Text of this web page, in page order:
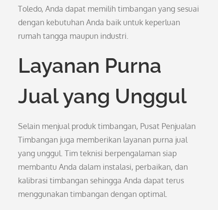
Toledo, Anda dapat memilih timbangan yang sesuai
dengan kebutuhan Anda baik untuk keperluan
rumah tangga maupun industri.
Layanan Purna
Jual yang Unggul
Selain menjual produk timbangan, Pusat Penjualan
Timbangan juga memberikan layanan purna jual
yang unggul. Tim teknisi berpengalaman siap
membantu Anda dalam instalasi, perbaikan, dan
kalibrasi timbangan sehingga Anda dapat terus
menggunakan timbangan dengan optimal.